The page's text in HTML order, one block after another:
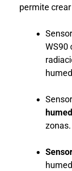
permite
WS90
zonas.